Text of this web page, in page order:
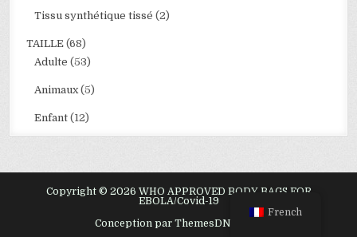
Tissu synthétique tissé (2)
TAILLE (68)
Adulte (53)
Animaux (5)
Enfant (12)
Copyright © 2026 WHO APPROVED BODY BAGS FOR
EBOLA/Covid-19
Conception par ThemesDNA.com
French